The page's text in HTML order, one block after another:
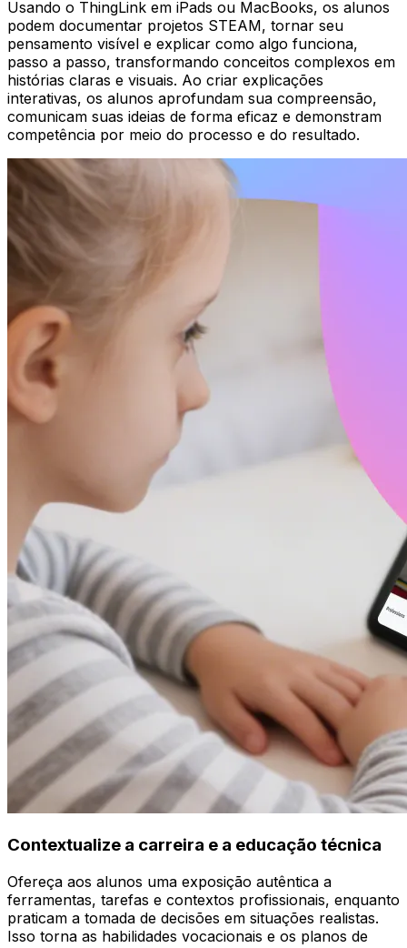
Usando o ThingLink em iPads ou MacBooks, os alunos
podem documentar projetos STEAM, tornar seu
pensamento visível e explicar como algo funciona,
passo a passo, transformando conceitos complexos em
histórias claras e visuais. Ao criar explicações
interativas, os alunos aprofundam sua compreensão,
comunicam suas ideias de forma eficaz e demonstram
competência por meio do processo e do resultado.
Contextualize a carreira e a educação técnica
Ofereça aos alunos uma exposição autêntica a
ferramentas, tarefas e contextos profissionais, enquanto
praticam a tomada de decisões em situações realistas.
Isso torna as habilidades vocacionais e os planos de